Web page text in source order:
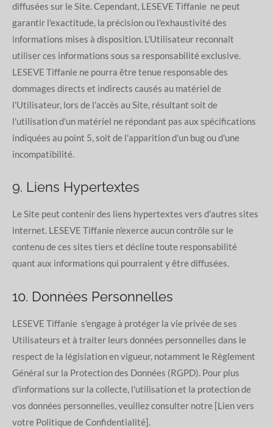
diffusées sur le Site. Cependant, LESEVE Tiffanie ne peut
garantir l'exactitude, la précision ou l'exhaustivité des
informations mises à disposition. L'Utilisateur reconnaît
utiliser ces informations sous sa responsabilité exclusive.
LESEVE Tiffanie ne pourra être tenue responsable des
dommages directs et indirects causés au matériel de
l'Utilisateur, lors de l'accès au Site, résultant soit de
l'utilisation d'un matériel ne répondant pas aux spécifications
indiquées au point 5, soit de l'apparition d'un bug ou d'une
incompatibilité.
9. Liens Hypertextes
Le Site peut contenir des liens hypertextes vers d'autres sites
internet. LESEVE Tiffanie n'exerce aucun contrôle sur le
contenu de ces sites tiers et décline toute responsabilité
quant aux informations qui pourraient y être diffusées.
10. Données Personnelles
LESEVE Tiffanie s'engage à protéger la vie privée de ses
Utilisateurs et à traiter leurs données personnelles dans le
respect de la législation en vigueur, notamment le Règlement
Général sur la Protection des Données (RGPD). Pour plus
d'informations sur la collecte, l'utilisation et la protection de
vos données personnelles, veuillez consulter notre [Lien vers
votre Politique de Confidentialité].